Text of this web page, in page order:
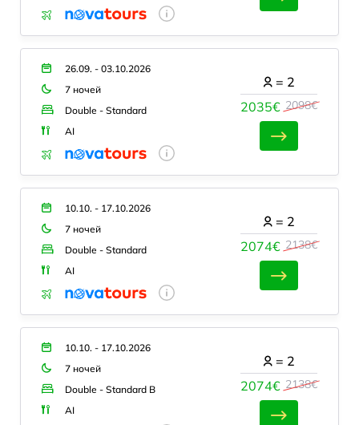
26.09. - 03.10.2026
7 ночей
Double - Standard
AI
2035€ 2098€
= 2
10.10. - 17.10.2026
7 ночей
Double - Standard
AI
2074€ 2138€
= 2
10.10. - 17.10.2026
7 ночей
Double - Standard B
AI
2074€ 2138€
= 2